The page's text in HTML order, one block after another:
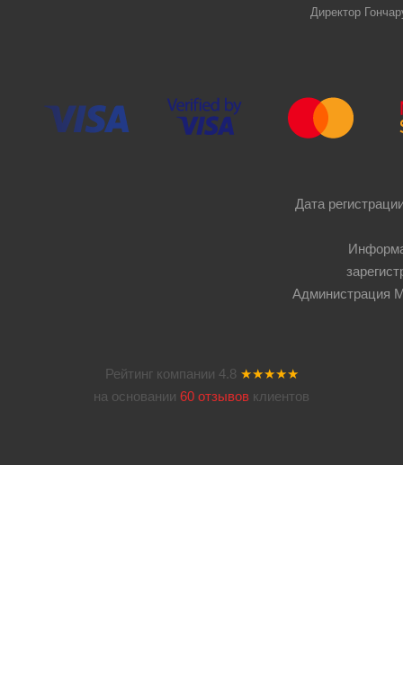
Директор
Дата
Администрация
Рейтинг компании 4.8 ★★★★★
на основании 60 отзывов клиентов